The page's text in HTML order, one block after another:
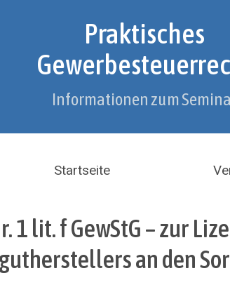
Praktisches
Informationen zum
Startseite
1 lit. f GewStG – zur
an den